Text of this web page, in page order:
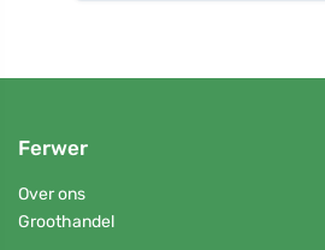
Ferwer
Over ons
Groothandel